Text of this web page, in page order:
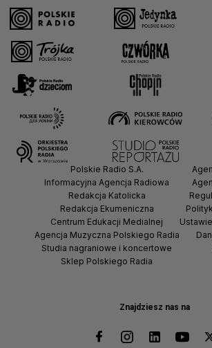
Znajdziesz nas na
Polskie Radio S.A.
Informacyjna Agencja Radiowa
Redakcja Katolicka
Redakcja Ekumeniczna
Centrum Edukacji Medialnej
Agencja Muzyczna Polskiego Radia
Studia nagraniowe i koncertowe
Sklep Polskiego Radia